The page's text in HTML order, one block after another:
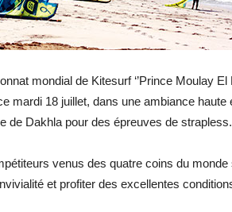
mondial de Kitesurf ‘’Prince Moulay
mardi 18 juillet, dans une ambiance
de Dakhla pour des épreuves de strapless.
venus des quatre coins du
et profiter des excellentes